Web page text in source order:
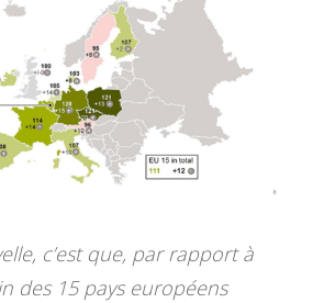
c’est que, par rapport à
des 15 pays européens